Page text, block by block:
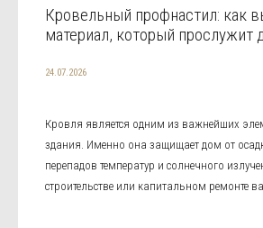
Кровельный профнастил: как
материал, который прослужит
24.07.2026
Кровля является одним из важнейших
здания. Именно она защищает дом от
перепадов температур и солнечного
строительстве или капитальном ремонте